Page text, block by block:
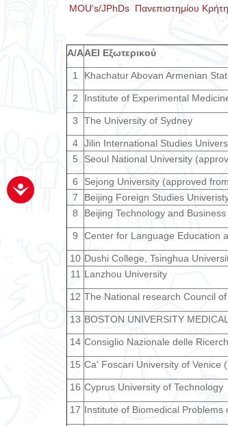
MOU's/JPhDs Πανεπιστημίου
A/AΑΕΙ Εξωτερικού
1 Khachatur Abovan Armenian
2 Ιnstitute of Experimental
3 The University of Sydney
4 Jilin International Studies
5
Seoul National University
6 Sejong University (approved
7
Beijing Foreign Studies
8
Beijing Technology and
9 Center for Language Education
10 Dushi College, Tsinghua
11 Lanzhou University
12 The National research Council
13 BOSTON UNIVERSITY
14 Consiglio Nazionale delle
15 Ca' Foscari University of Venice
16 Cyprus University of Technology
17 Institute of Biomedical